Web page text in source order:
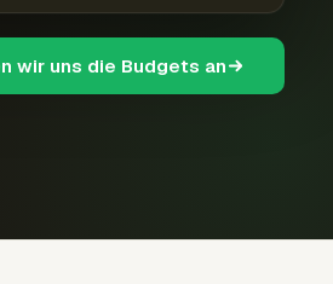
wir uns die Budgets an